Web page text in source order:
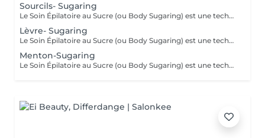
Sourcils- Sugaring
Le Soin Épilatoire au Sucre (ou Body Sugaring) est une technique d'épilation bien particulière, qui rencontre de plus en plus de succès. Pourtant utilisée depuis des siècle, ce soin épilatoire est très efficafce pour vaincre les poils contrariants, mais il comporte également de nombreux autres avantages : Le soin épilatoire au sucre est : Écologique et 100% Vegan Idéal pour les personnes souffrants de problèmes de circulation Doté d'un pouvoir exfoliant : le sucre rends la peau belle et lisse Gommant : permet une meilleure prise des poils courts et incarnés Empêche les réaction inflammatoires et les folliculites Une épilation semi-définitive : le sucre coule dans le pore pileux, au plus près des racines pour une meilleure prise du bulbe, sans casser le poil. Leur production diminue de façon spectaculaire : 20 à 40% de poils en moins en 1 an.
Lèvre- Sugaring
Le Soin Épilatoire au Sucre (ou Body Sugaring) est une technique d'épilation bien particulière, qui rencontre de plus en plus de succès. Pourtant utilisée depuis des siècle, ce soin épilatoire est très efficafce pour vaincre les poils contrariants, mais il comporte également de nombreux autres avantages : Le soin épilatoire au sucre est : Écologique et 100% Vegan Idéal pour les personnes souffrants de problèmes de circulation Doté d'un pouvoir exfoliant : le sucre rends la peau belle et lisse Gommant : permet une meilleure prise des poils courts et incarnés Empêche les réaction inflammatoires et les folliculites Une épilation semi-définitive : le sucre coule dans le pore pileux, au plus près des racines pour une meilleure prise du bulbe, sans casser le poil. Leur production diminue de façon spectaculaire : 20 à 40% de poils en moins en 1 an.
Menton-Sugaring
Le Soin Épilatoire au Sucre (ou Body Sugaring) est une technique d'épilation bien particulière, qui rencontre de plus en plus de succès. Pourtant utilisée depuis des siècle, ce soin épilatoire est très efficafce pour vaincre les poils contrariants, mais il comporte également de nombreux autres avantages : Le soin épilatoire au sucre est : Écologique et 100% Vegan Idéal pour les personnes souffrants de problèmes de circulation Doté d'un pouvoir exfoliant : le sucre rends la peau belle et lisse Gommant : permet une meilleure prise des poils courts et incarnés Empêche les réaction inflammatoires et les folliculites Une épilation semi-définitive : le sucre coule dans le pore pileux, au plus près des racines pour une meilleure prise du bulbe, sans casser le poil. Leur production diminue de façon spectaculaire : 20 à 40% de poils en moins en 1 an.